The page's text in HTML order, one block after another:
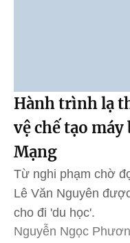
Hành trình lạ
vệ chế tạo
Mạng
Từ nghi phạm chờ
Lê Văn Nguyên
cho đi 'du học'.
Nguyễn Ngọc